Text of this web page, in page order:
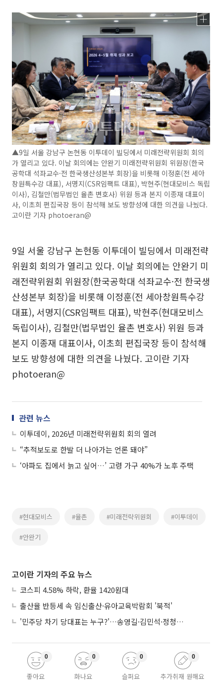
▲9일 서울 강남구 논현동 이투데이 빌딩에서 미래전략위원회 회의
가 열리고 있다. 이날 회의에는 안완기 미래전략위원회 위원장(한국
공학대 석좌교수·전 한국생산성본부 회장)을 비롯해 이정훈(전 세아
창원특수강 대표), 서명지(CSR임팩트 대표), 박현주(현대모비스 독립
이사), 김철만(법무법인 율촌 변호사) 위원 등과 본지 이종재 대표이
사, 이초희 편집국장 등이 참석해 보도 방향성에 대한 의견을 나눴다.
고이란 기자 photoeran@
9일 서울 강남구 논현동 이투데이 빌딩에서 미래전략
위원회 회의가 열리고 있다. 이날 회의에는 안완기 미
래전략위원회 위원장(한국공학대 석좌교수·전 한국생
산성본부 회장)을 비롯해 이정훈(전 세아창원특수강
대표), 서명지(CSR임팩트 대표), 박현주(현대모비스
독립이사), 김철만(법무법인 율촌 변호사) 위원 등과
본지 이종재 대표이사, 이초희 편집국장 등이 참석해
보도 방향성에 대한 의견을 나눴다. 고이란 기자
photoeran@
관련 뉴스
이투데이, 2026년 미래전략위원회 회의 열려
“추적보도로 한발 더 나아가는 언론 돼야”
‘아파도 집에서 늙고 싶어…’ 고령 가구 40%가 노후 주택
#현대모비스 #율촌 #미래전략위원회 #이투데이
#안완기
고이란 기자의 주요 뉴스
코스피 4.58% 하락, 환율 1420원대
출산율 반등세 속 임신출산·유아교육박람회 '북적'
'민주당 차기 당대표는 누구?'…송영길·김민석·정청래 토론회
좋아요
0
화나요
0
슬퍼요
0
추가취재 원해요
0